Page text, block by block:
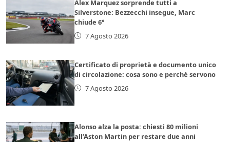
Alex Marquez sorprende tutti a
Silverstone: Bezzecchi insegue, Marc
chiude 6°
7 Agosto 2026
Certificato di proprietà e documento unico
di circolazione: cosa sono e perché servono
7 Agosto 2026
Alonso alza la posta: chiesti 80 milioni
all’Aston Martin per restare due anni